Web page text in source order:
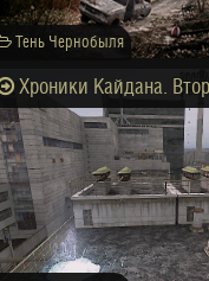
Тень Чернобыля
Хроники Кайдана.